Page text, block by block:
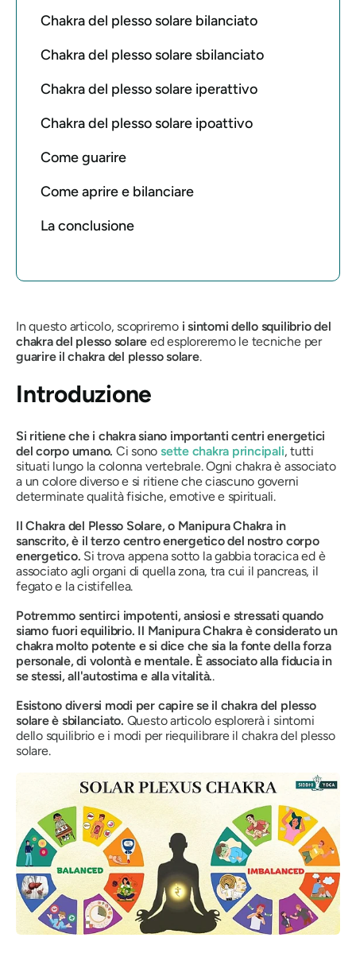
Chakra del plesso solare bilanciato
Chakra del plesso solare sbilanciato
Chakra del plesso solare iperattivo
Chakra del plesso solare ipoattivo
Come guarire
Come aprire e bilanciare
La conclusione
In questo articolo, scopriremo i sintomi dello squilibrio del
chakra del plesso solare ed esploreremo le tecniche per
guarire il chakra del plesso solare.
Introduzione
Si ritiene che i chakra siano importanti centri energetici
del corpo umano. Ci sonosette chakra principali, tutti
situati lungo la colonna vertebrale.Ogni chakra è associato
a un colore diverso e si ritiene che ciascuno governi
determinate qualità fisiche, emotive e spirituali.
Il Chakra del Plesso Solare, o ManipuraChakrain
sanscrito, è il terzo centro energetico del nostro corpo
energetico. Si trova appena sotto la gabbia toracica ed è
associato agli organi di quella zona, tra cui il pancreas, il
fegato e la cistifellea.
Potremmo sentirci impotenti, ansiosi e stressati quando
siamo fuori equilibrio. Il ManipuraChakra è considerato un
chakra molto potente e si dice che sia la fonte della forza
personale, di volontà e mentale. È associato alla fiducia in
se stessi, all'autostima e alla vitalità..
Esistono diversi modi per capire se il chakra del plesso
solare è sbilanciato. Questo articolo esplorerà i sintomi
dello squilibrio e i modi per riequilibrare il chakra del plesso
solare.